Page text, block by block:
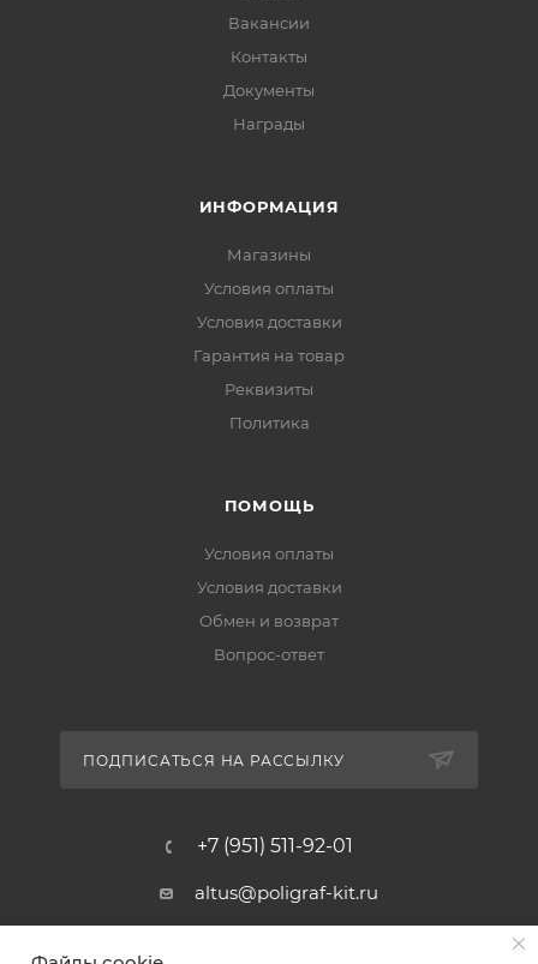
Вакансии
Контакты
Документы
Награды
ИНФОРМАЦИЯ
Магазины
Условия оплаты
Условия доставки
Гарантия на товар
Реквизиты
Политика
ПОМОЩЬ
Условия оплаты
Условия доставки
Обмен и возврат
Вопрос-ответ
ПОДПИСАТЬСЯ НА РАССЫЛКУ
+7 (951) 511-92-01
altus@poligraf-kit.ru